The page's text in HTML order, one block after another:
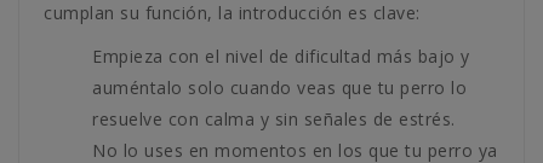
cumplan su función, la introducción es clave:
Empieza con el nivel de dificultad más bajo y
auméntalo solo cuando veas que tu perro lo
resuelve con calma y sin señales de estrés.
No lo uses en momentos en los que tu perro ya